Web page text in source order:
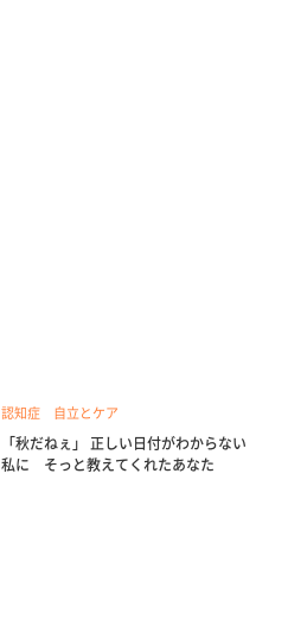
認知症 自立とケア
「秋だねぇ」 正しい日付がわからない
私に そっと教えてくれたあなた